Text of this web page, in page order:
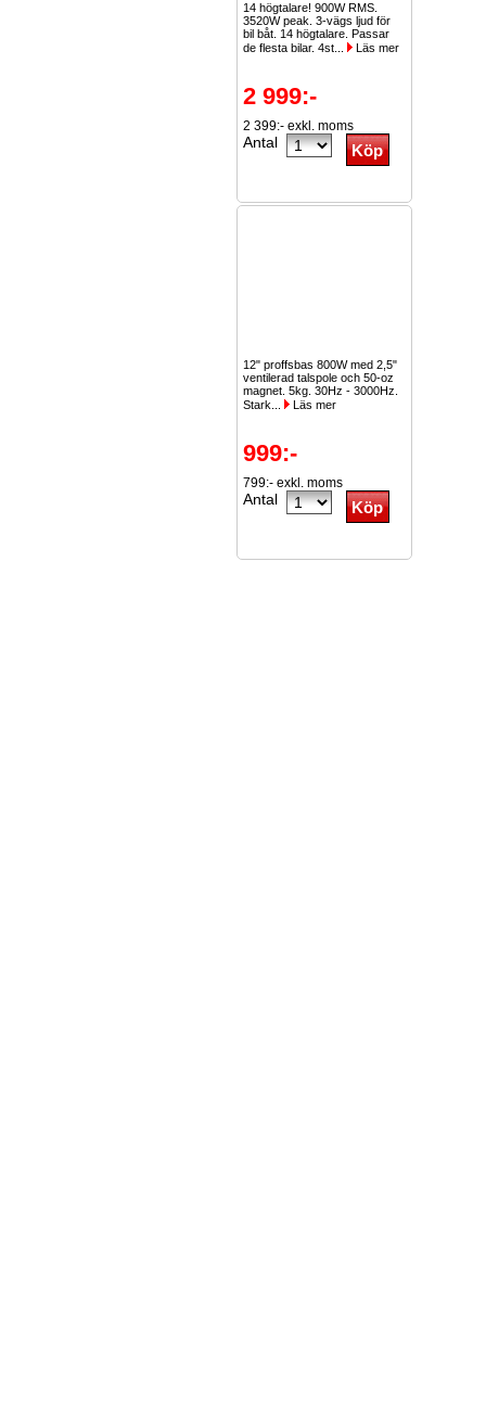
14 högtalare! 900W RMS.
3520W peak. 3-vägs ljud för
bil båt. 14 högtalare. Passar
de flesta bilar. 4st...
Läs mer
2 999:-
2 399:- exkl. moms
Antal
12" proffsbas 800W med 2,5"
ventilerad talspole och 50-oz
magnet. 5kg. 30Hz - 3000Hz.
Stark...
Läs mer
999:-
799:- exkl. moms
Antal